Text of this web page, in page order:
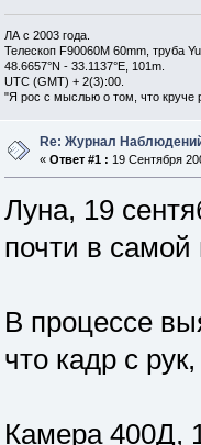
ЛА с 2003 года.
Телескоп F90060M 60mm, труба
48.6657°N - 33.1137°E, 101m.
UTC (GMT) + 2(3):00.
"Я рос с мыслью о том, что круче
Re: Журнал
« Ответ #1 : 19 Сентября
Луна, 19
почти в самой
В процессе
что кадр с
Камера 400Д,